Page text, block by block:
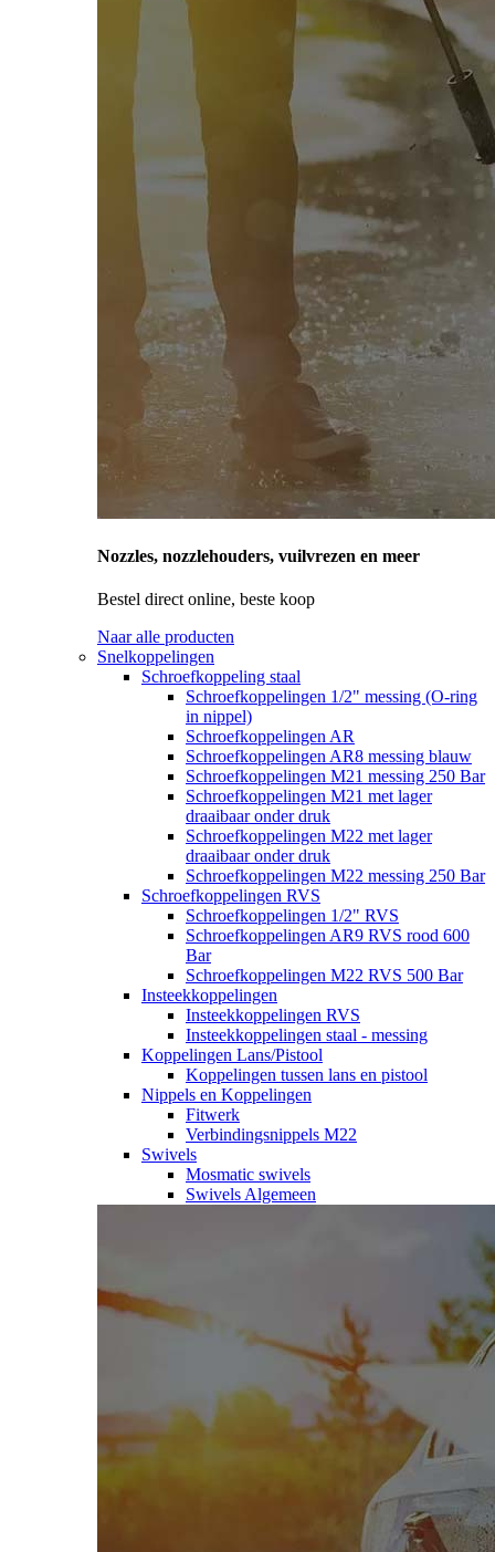
Nozzles, nozzlehouders, vuilvrezen en meer
Bestel direct online, beste koop
Naar alle producten
Snelkoppelingen
Schroefkoppeling staal
Schroefkoppelingen 1/2" messing (O-ring
in nippel)
Schroefkoppelingen AR
Schroefkoppelingen AR8 messing blauw
Schroefkoppelingen M21 messing 250 Bar
Schroefkoppelingen M21 met lager
draaibaar onder druk
Schroefkoppelingen M22 met lager
draaibaar onder druk
Schroefkoppelingen M22 messing 250 Bar
Schroefkoppelingen RVS
Schroefkoppelingen 1/2" RVS
Schroefkoppelingen AR9 RVS rood 600
Bar
Schroefkoppelingen M22 RVS 500 Bar
Insteekkoppelingen
Insteekkoppelingen RVS
Insteekkoppelingen staal - messing
Koppelingen Lans/Pistool
Koppelingen tussen lans en pistool
Nippels en Koppelingen
Fitwerk
Verbindingsnippels M22
Swivels
Mosmatic swivels
Swivels Algemeen